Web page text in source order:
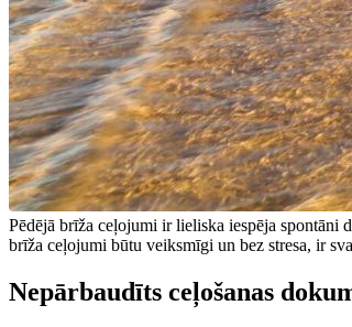
Pēdējā brīža ceļojumi ir lieliska iespēja spontāni
brīža ceļojumi būtu veiksmīgi un bez stresa, ir
Nepārbaudīts ceļošanas